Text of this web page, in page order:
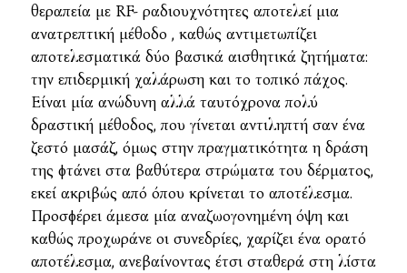
θεραπεία με RF- ραδιουχνότητες αποτελεί μια
ανατρεπτική μέθοδο , καθώς αντιμετωπίζει
αποτελεσματικά δύο βασικά αισθητικά ζητήματα:
την επιδερμική χαλάρωση και το τοπικό πάχος.
Είναι μία ανώδυνη αλλά ταυτόχρονα πολύ
δραστική μέθοδος, που γίνεται αντιληπτή σαν ένα
ζεστό μασάζ, όμως στην πραγματικότητα η δράση
της φτάνει στα βαθύτερα στρώματα του δέρματος,
εκεί ακριβώς από όπου κρίνεται το αποτέλεσμα.
Προσφέρει άμεσα μία αναζωογονημένη όψη και
καθώς προχωράνε οι συνεδρίες, χαρίζει ένα ορατό
αποτέλεσμα, ανεβαίνοντας έτσι σταθερά στη λίστα